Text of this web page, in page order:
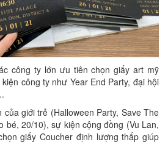
công ty lớn ưu tiên chọn giấy art mỹ
công ty như Year End Party, đại hội
giới trẻ (Halloween Party, Save The
bé, 20/10), sự kiện cộng đồng (Vu Lan,
giấy Coucher định lượng thấp giúp